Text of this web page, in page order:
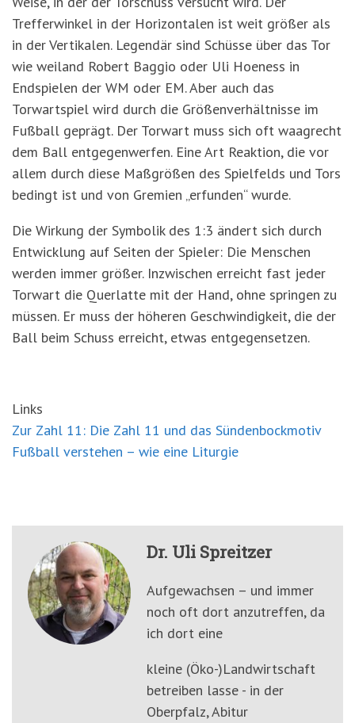
Trefferwinkel in der Horizontalen ist weit größer als
in der Vertikalen. Legendär sind Schüsse über das Tor
wie weiland Robert Baggio oder Uli Hoeness in
Endspielen der WM oder EM. Aber auch das
Torwartspiel wird durch die Größenverhältnisse im
Fußball geprägt. Der Torwart muss sich oft waagrecht
dem Ball entgegenwerfen. Eine Art Reaktion, die vor
allem durch diese Maßgrößen des Spielfelds und Tors
bedingt ist und von Gremien „erfunden“ wurde.
Die Wirkung der Symbolik des 1:3 ändert sich durch
Entwicklung auf Seiten der Spieler: Die Menschen
werden immer größer. Inzwischen erreicht fast jeder
Torwart die Querlatte mit der Hand, ohne springen zu
müssen. Er muss der höheren Geschwindigkeit, die der
Ball beim Schuss erreicht, etwas entgegensetzen.
Links
Zur Zahl 11: Die Zahl 11 und das Sündenbockmotiv
Fußball verstehen – wie eine Liturgie
Dr. Uli Spreitzer
Aufgewachsen – und immer
noch oft dort anzutreffen, da
ich dort eine
kleine (Öko-)Landwirtschaft
betreiben lasse - in der
Oberpfalz, Abitur